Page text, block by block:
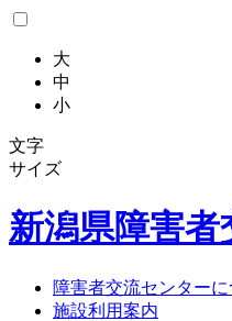
大
中
小
文字
サイズ
新潟県障害者
障害者交流センターに
施設利用案内